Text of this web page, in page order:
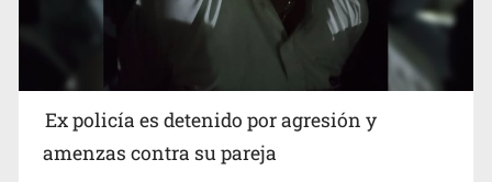
Ex policía es detenido por agresión y
amenzas contra su pareja